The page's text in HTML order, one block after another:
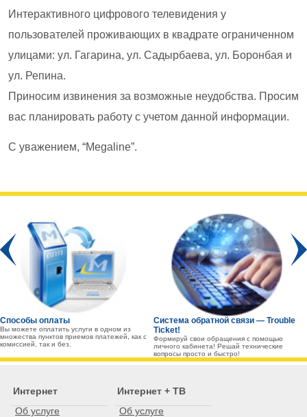
Интерактивного цифрового телевидения у
пользователей проживающих в квадрате ограниченном
улицами: ул. Гагарина, ул. Садырбаева, ул. Боронбая и
ул. Репина.
Приносим извинения за возможные неудобства. Просим
вас планировать работу с учетом данной информации.
С уважением, “Megaline”.
Способы оплаты
Вы можете оплатить услуги в одном из
множества пунктов приемов платежей, как с
комиссией, так и без.
Система обратной связи — Trouble
Ticket!
Формируй свои обращения с помощью
личного кабинета! Решай технические
вопросы просто и быстро!
Интернет
Об услуге
Интернет + ТВ
Об услуге